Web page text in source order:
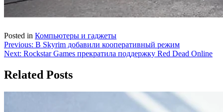
Posted in Компьютеры и гаджеты
Навигация
по
записям
Previous: В Skyrim добавили кооперативный режим
Next: Rockstar Games прекратила поддержку Red Dead Online
Related Posts